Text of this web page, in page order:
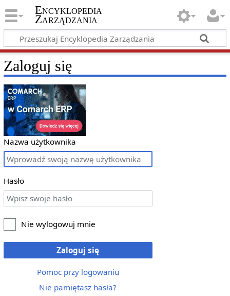
Encyklopedia
Zarządzania
Zaloguj się
Nazwa użytkownika
Hasło
Nie wylogowuj mnie
Zaloguj się
Pomoc przy logowaniu
Nie pamiętasz hasła?